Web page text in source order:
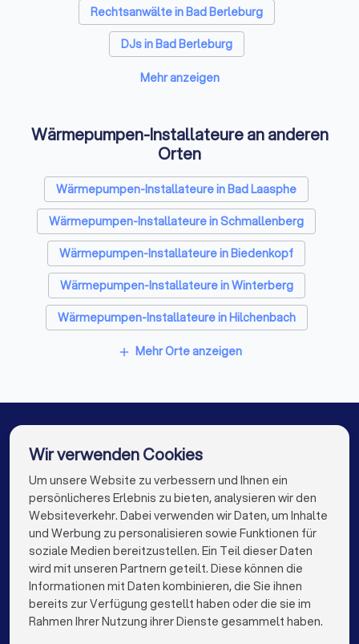
Rechtsanwälte in Bad Berleburg
DJs in Bad Berleburg
Hochzeitsfotografen in Bad Berleburg
Steuerberater in Bad Berleburg
Energieberater in Bad Berleburg
Fotografen in Bad Berleburg
Dachdecker in Bad Berleburg
Paartherapeuten in Bad Berleburg
Mehr anzeigen
Wärmepumpen-Installateure an anderen
Orten
Wärmepumpen-Installateure in Bad Laasphe
Wärmepumpen-Installateure in Schmallenberg
Wärmepumpen-Installateure in Biedenkopf
Wärmepumpen-Installateure in Winterberg
Wärmepumpen-Installateure in Hilchenbach
Wärmepumpen-Installateure in Kirchhundem
Wärmepumpen-Installateure in Frankenberg (Eder)
Wärmepumpen-Installateure in Kreuztal
Wärmepumpen-Installateure in Berlin
Wärmepumpen-Installateure in Hamburg
Wärmepumpen-Installateure in München
Wärmepumpen-Installateure in Köln
add Mehr Orte anzeigen
Die besten Wärmepumpen-Installateure für Sie
info@trustlocal.de
FÜR PRIVATPERSONEN
Wir verwenden Cookies
Um unsere Website zu verbessern und Ihnen ein
persönlicheres Erlebnis zu bieten, analysieren wir den
Websiteverkehr. Dabei verwenden wir Daten, um Inhalte
und Werbung zu personalisieren sowie Funktionen für
soziale Medien bereitzustellen. Ein Teil dieser Daten
wird mit unseren Partnern geteilt. Diese können die
Informationen mit Daten kombinieren, die Sie ihnen
bereits zur Verfügung gestellt haben oder die sie im
Rahmen Ihrer Nutzung ihrer Dienste gesammelt haben.